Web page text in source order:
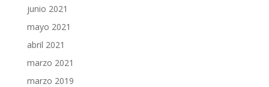
junio 2021
mayo 2021
abril 2021
marzo 2021
marzo 2019